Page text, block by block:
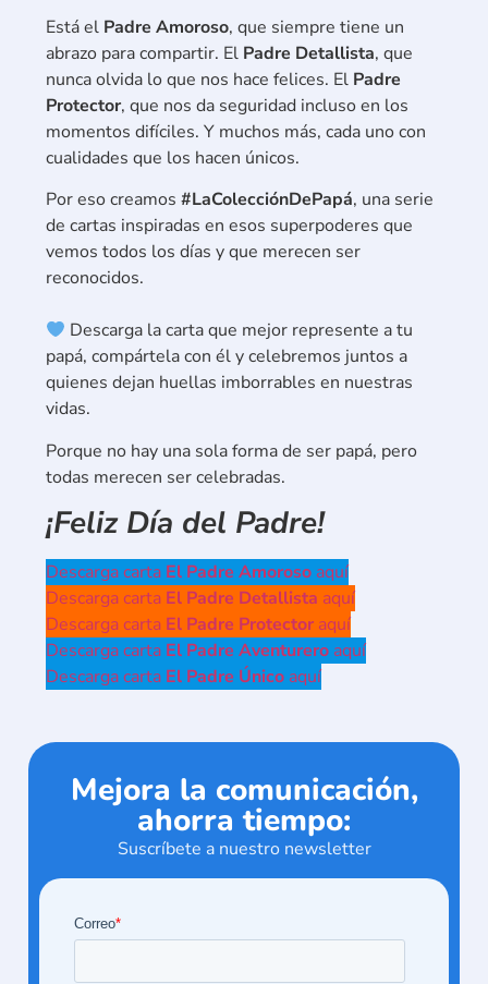
Está el Padre Amoroso, que siempre tiene un
abrazo para compartir. El Padre Detallista, que
nunca olvida lo que nos hace felices. El Padre
Protector, que nos da seguridad incluso en los
momentos difíciles. Y muchos más, cada uno con
cualidades que los hacen únicos.
Por eso creamos #LaColecciónDePapá, una serie
de cartas inspiradas en esos superpoderes que
vemos todos los días y que merecen ser
reconocidos.
Descarga la carta que mejor represente a tu
papá, compártela con él y celebremos juntos a
quienes dejan huellas imborrables en nuestras
vidas.
Porque no hay una sola forma de ser papá, pero
todas merecen ser celebradas.
¡Feliz Día del Padre!
Descarga carta El Padre Amoroso aquí
Descarga carta El Padre Detallista aquí
Descarga carta El Padre Protector aquí
Descarga carta El Padre Aventurero aquí
Descarga carta El Padre Único aquí
Mejora la comunicación,
ahorra tiempo:
Suscríbete a nuestro newsletter